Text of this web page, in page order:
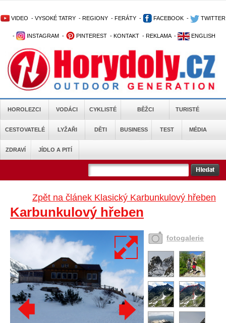
VIDEO - VYSOKÉ TATRY - REGIONY - FERÁTY - FACEBOOK - TWITTER
- INSTAGRAM - PINTEREST - KONTAKT - REKLAMA - ENGLISH
HOROLEZCI VODÁCI CYKLISTÉ BĚŽCI TURISTÉ
CESTOVATELÉ LYŽAŘI DĚTI BUSINESS TEST MÉDIA
ZDRAVÍ JÍDLO A PITÍ
Zpět na článek Klasický Karbunkulový hřeben
Karbunkulový hřeben
fotogalerie